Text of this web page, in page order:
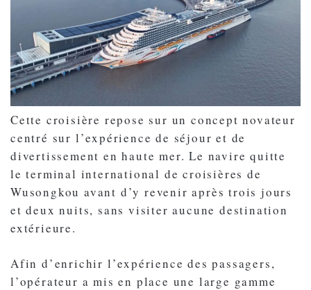
Cette croisière repose sur un concept novateur
centré sur l’expérience de séjour et de
divertissement en haute mer. Le navire quitte
le terminal international de croisières de
Wusongkou avant d’y revenir après trois jours
et deux nuits, sans visiter aucune destination
extérieure.
Afin d’enrichir l’expérience des passagers,
l’opérateur a mis en place une large gamme